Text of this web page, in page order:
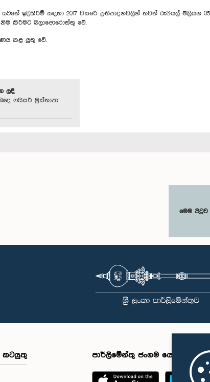
සඳහා 2017 වසරේ ප්‍රතිපාදනවලින් තවත් රුපියල් මිලියන
කිරීමට බලාපොරොත්තු වේ.
කළ යුතු වේ.
ලදී
ෆයිසර් මුස්තාපා
මෙම පිටුව
කටයුතු පාර්ලිමේන්තු ජංගම යෙදුම